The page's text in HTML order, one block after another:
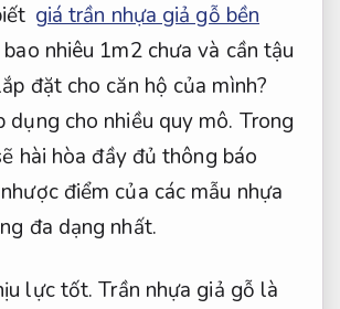
giá trần nhựa giả gỗ bền
bao nhiêu 1m2 chưa và cần tậu
đặt cho căn hộ của mình?
dụng cho nhiều quy mô. Trong
hài hòa đầy đủ thông báo
điểm của các mẫu nhựa
đa dạng nhất.
lực tốt. Trần nhựa giả gỗ là